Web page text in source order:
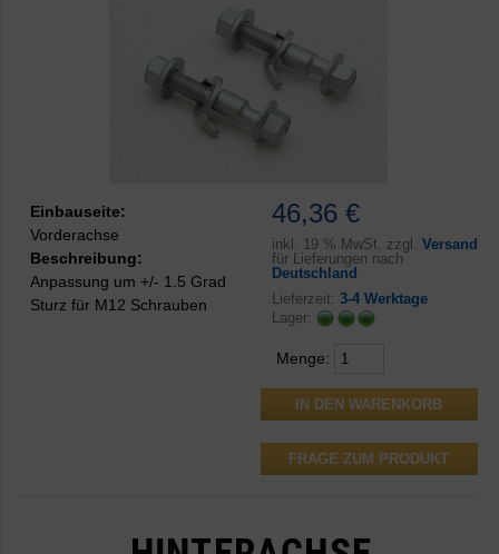
46,36 €
inkl. 19 % MwSt. zzgl. Versand
für Lieferungen nach
Deutschland
Lieferzeit: 3-4 Werktage
Lager:
Menge:
FRAGE ZUM PRODUKT
Einbauseite:
Vorderachse
Beschreibung:
Anpassung um +/- 1.5 Grad
Sturz für M12 Schrauben